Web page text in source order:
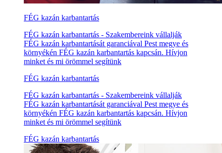
FÉG kazán karbantartás
FÉG kazán karbantartás - Szakembereink vállalják
FÉG kazán karbantartását garanciával Pest megye és
környékén FÉG kazán karbantartás kapcsán. Hívjon
minket és mi örömmel segítünk
FÉG kazán karbantartás
FÉG kazán karbantartás - Szakembereink vállalják
FÉG kazán karbantartását garanciával Pest megye és
környékén FÉG kazán karbantartás kapcsán. Hívjon
minket és mi örömmel segítünk
FÉG kazán karbantartás